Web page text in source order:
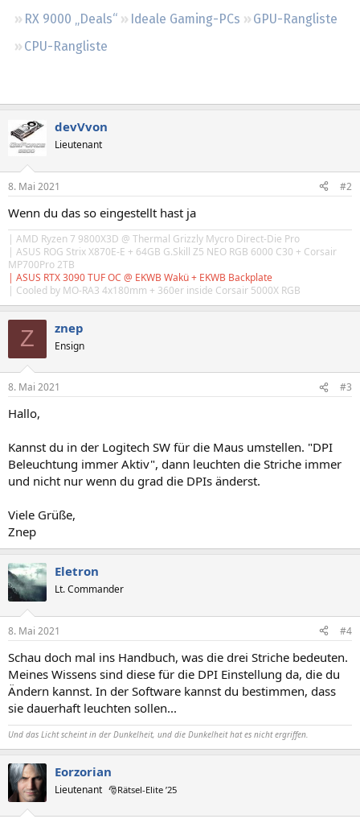
RX 9000 „Deals“
Ideale Gaming-PCs
GPU-Rangliste
CPU-Rangliste
devVvon
Lieutenant
8. Mai 2021 #2
Wenn du das so eingestellt hast ja
| AMD Ryzen 7 9800X3D @ Thermal Grizzly Mycro Direct-Die Pro
| ASUS ROG Strix X870E-E + 64GB G.Skill Z5 NEO RGB 6000 C30 + Corsair
MP700Pro 2TB
| ASUS RTX 3090 TUF OC @ EKWB Wakü + EKWB Backplate
| Cooled by MO-RA3 4x180mm + 360er inside Corsair 5000X RGB
Z znep
Ensign
8. Mai 2021 #3
Hallo,
Kannst du in der Logitech SW für die Maus umstellen. "DPI
Beleuchtung immer Aktiv", dann leuchten die Striche immer
und nicht nur wenn du grad die DPIs änderst.
Viele Grüße,
Znep
Eletron
Lt. Commander
8. Mai 2021 #4
Schau doch mal ins Handbuch, was die drei Striche bedeuten.
Meines Wissens sind diese für die DPI Einstellung da, die du
Ändern kannst. In der Software kannst du bestimmen, dass
sie dauerhaft leuchten sollen...
Und das Licht scheint in der Dunkelheit, und die Dunkelheit hat es nicht ergriffen.
Eorzorian
Lieutenant 🎅Rätsel-Elite ’25